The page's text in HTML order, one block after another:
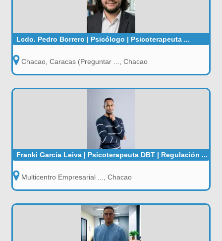
Lcdo. Pedro Borrero | Psicólogo | Psicoterapeuta ...
Chacao, Caracas (Preguntar ..., Chacao
Franki García Leiva | Psicoterapeuta DBT | Regulación ...
Multicentro Empresarial ..., Chacao